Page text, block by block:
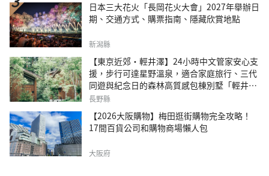
日本三大花火「長岡花火大會」2027年舉辦日
期、交通方式、購票指南、隱藏欣賞地點
新潟縣
【東京近郊・輕井澤】24小時中文管家安心支
援，步行可達星野溫泉，適合家庭旅行、三代
同遊與紀念日的森林高質感包棟別墅「輕井澤
森四季VILLA」
長野縣
【2026大阪購物】梅田逛街購物完全攻略！
17間百貨公司和購物商場懶人包
大阪府